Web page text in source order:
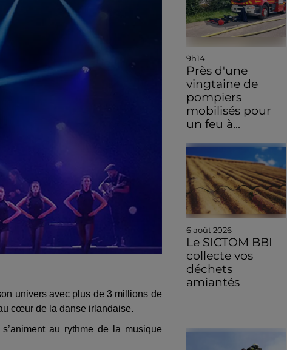
univers avec plus de 3 millions de
cœur de la danse irlandaise.
au rythme de la musique
9h14
Près d'une
vingtaine de
pompiers
mobilisés pour
un feu à...
6 août 2026
Le SICTOM BBI
collecte vos
déchets
amiantés